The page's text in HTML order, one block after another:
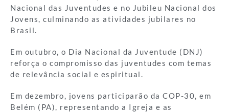
Nacional das Juventudes e no Jubileu Nacional dos
Jovens, culminando as atividades jubilares no
Brasil.
Em outubro, o Dia Nacional da Juventude (DNJ)
reforça o compromisso das juventudes com temas
de relevância social e espiritual.
Em dezembro, jovens participarão da COP-30, em
Belém (PA), representando a Igreja e as